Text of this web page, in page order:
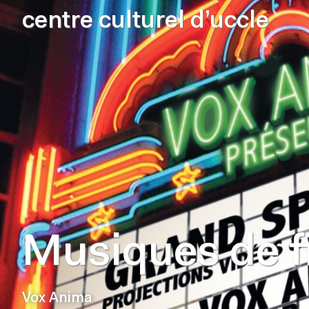
centre culturel d’uccle
Musiques de
Vox Anima